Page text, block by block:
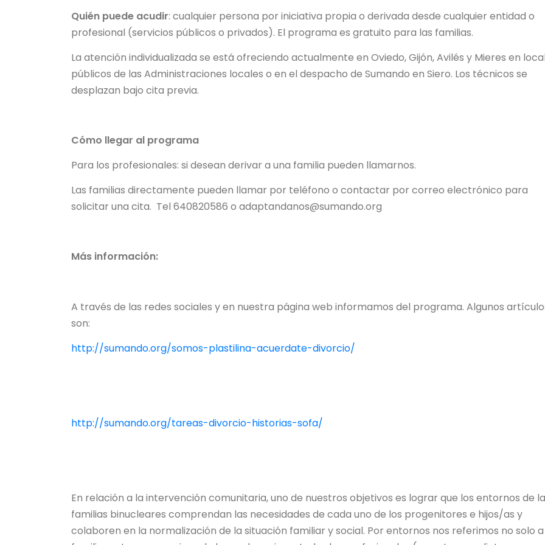
Quién puede acudir: cualquier persona por iniciativa propia o derivada desde cualquier entidad o
profesional (servicios públicos o privados). El programa es gratuito para las familias.
La atención individualizada se está ofreciendo actualmente en Oviedo, Gijón, Avilés y Mieres en
públicos de las Administraciones locales o en el despacho de Sumando en Siero. Los técnicos se
desplazan bajo cita previa.
Cómo llegar al programa
Para los profesionales: si desean derivar a una familia pueden llamarnos.
Las familias directamente pueden llamar por teléfono o contactar por correo electrónico para
solicitar una cita. Tel 640820586 o adaptandanos@sumando.org
Más información:
A través de las redes sociales y en nuestra página web informamos del programa. Algunos
son:
http://sumando.org/somos-plastilina-acuerdate-divorcio/
http://sumando.org/tareas-divorcio-historias-sofa/
En relación a la intervención comunitaria, uno de nuestros objetivos es lograr que los entornos de
familias binucleares comprendan las necesidades de cada uno de los progenitores e hijos/as y
colaboren en la normalización de la situación familiar y social. Por entornos nos referimos no solo